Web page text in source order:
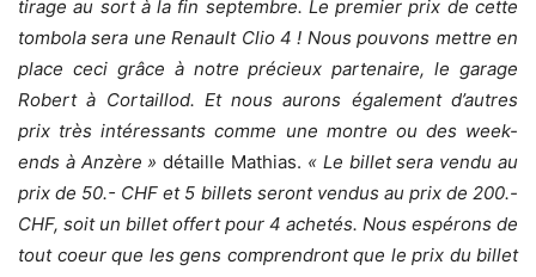
tirage au sort à la fin septembre. Le premier prix de cette
tombola sera une Renault Clio 4 ! Nous pouvons mettre en
place ceci grâce à notre précieux partenaire, le garage
Robert à Cortaillod. Et nous aurons également d’autres
prix très intéressants comme une montre ou des week-
ends à Anzère » détaille Mathias. « Le billet sera vendu au
prix de 50.- CHF et 5 billets seront vendus au prix de 200.-
CHF, soit un billet offert pour 4 achetés. Nous espérons de
tout coeur que les gens comprendront que le prix du billet